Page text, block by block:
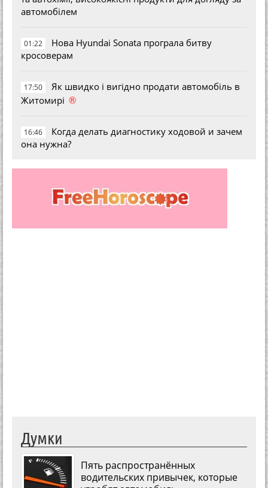
автомобілем
01:22
Нова Hyundai Sonata програла битву
кросоверам
17:50
Як швидко і вигідно продати автомобіль в
Житомирі ®
16:46
Когда делать диагностику ходовой и зачем
она нужна?
Думки
Пять распространённых
водительских привычек, которые